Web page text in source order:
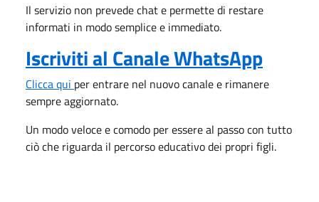
Il servizio non prevede chat e permette di restare
informati in modo semplice e immediato.
Iscriviti al Canale WhatsApp
Clicca qui per entrare nel nuovo canale e rimanere
sempre aggiornato.
Un modo veloce e comodo per essere al passo con tutto
ciò che riguarda il percorso educativo dei propri figli.